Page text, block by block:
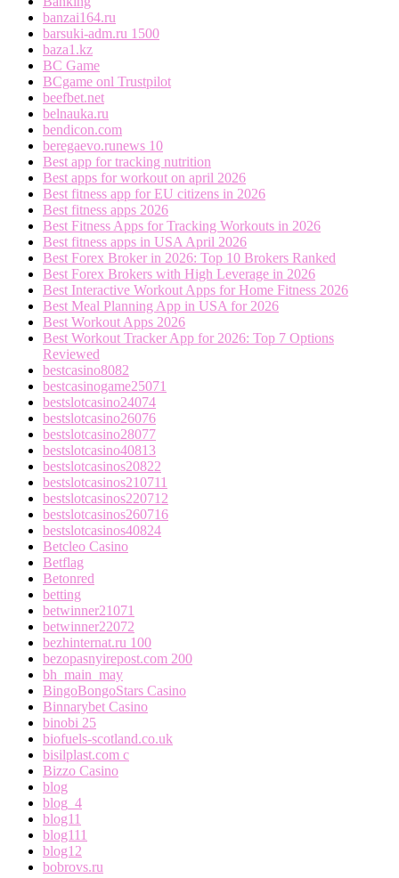
banzai164.ru
barsuki-adm.ru 1500
baza1.kz
BC Game
BCgame onl Trustpilot
beefbet.net
belnauka.ru
bendicon.com
beregaevo.runews 10
Best app for tracking nutrition
Best apps for workout on april 2026
Best fitness app for EU citizens in 2026
Best fitness apps 2026
Best Fitness Apps for Tracking Workouts in 2026
Best fitness apps in USA April 2026
Best Forex Broker in 2026: Top 10 Brokers Ranked
Best Forex Brokers with High Leverage in 2026
Best Interactive Workout Apps for Home Fitness 2026
Best Meal Planning App in USA for 2026
Best Workout Apps 2026
Best Workout Tracker App for 2026: Top 7 Options
Reviewed
bestcasino8082
bestcasinogame25071
bestslotcasino24074
bestslotcasino26076
bestslotcasino28077
bestslotcasino40813
bestslotcasinos20822
bestslotcasinos210711
bestslotcasinos220712
bestslotcasinos260716
bestslotcasinos40824
Betcleo Casino
Betflag
Betonred
betting
betwinner21071
betwinner22072
bezhinternat.ru 100
bezopasnyirepost.com 200
bh_main_may
BingoBongoStars Casino
Binnarybet Casino
binobi 25
biofuels-scotland.co.uk
bisilplast.com c
Bizzo Casino
blog
blog_4
blog11
blog111
blog12
bobrovs.ru